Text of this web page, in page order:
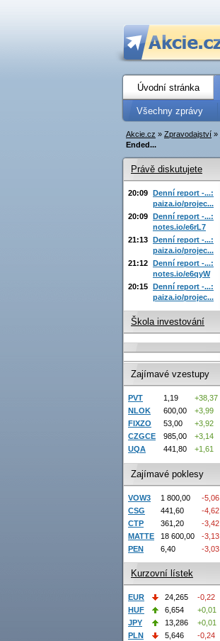
Úvodní stránka
Všechny zprávy
Akcie.cz » Zpravodajství »
Ended...
Právě diskutujete
20:09 Denní report -...:
paiza.io/projec...
20:09 Denní report -...:
notes.io/e6rL7
21:13 Denní report -...:
paiza.io/projec...
21:12 Denní report -...:
notes.io/e6qyW
20:15 Denní report -...:
paiza.io/projec...
Škola investování
Zajímavé vzestupy
PVT 1,19
+38,37
NLOK
600,00
+3,99
FIXZO
53,00
+3,92
CZGCE
985,00
+3,14
UQA
441,80 +1,61
Zajímavé poklesy
VOW3 1 800,00
-5,06
CSG
441,60
-4,62
CTP
361,20
-3,42
MATTE
18 600,00
-3,13
PEN
6,40 -3,03
Kurzovní lístek
EUR 24,265
-0,22
HUF
6,654
+0,01
JPY
13,286
+0,01
PLN
5,646
-0,24